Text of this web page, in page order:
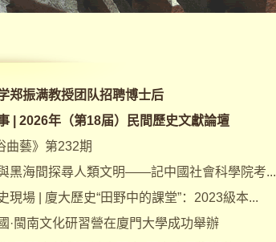
郑振满教授团队招聘博士后
| 2026年（第18届）民間歷史文獻論壇
曲藝》第232期
黑海間探尋人類文明——記中國社會科學院考...
現場 | 廈大歷史“田野中的課堂”：2023級本...
·閩南文化研習營在廈門大學成功舉辦